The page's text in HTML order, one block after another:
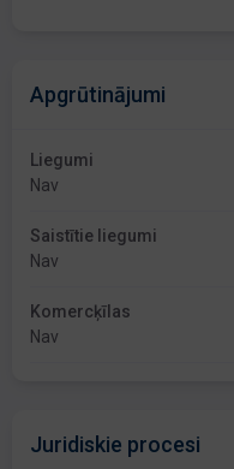
Apgrūtinājumi
Liegumi
Nav
Saistītie liegumi
Nav
Komercķīlas
Nav
Juridiskie procesi